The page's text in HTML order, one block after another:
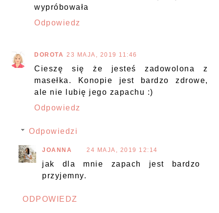
wypróbowała
Odpowiedz
DOROTA 23 MAJA, 2019 11:46
Cieszę się że jesteś zadowolona z
masełka. Konopie jest bardzo zdrowe,
ale nie lubię jego zapachu :)
Odpowiedz
Odpowiedzi
JOANNA 24 MAJA, 2019 12:14
jak dla mnie zapach jest bardzo
przyjemny.
ODPOWIEDZ